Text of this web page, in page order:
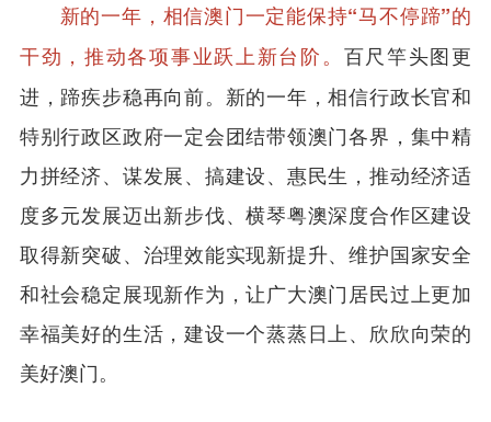
新的一年，相信澳门一定能保持“马不停蹄”的
干劲，推动各项事业跃上新台阶。 百尺竿头图更
进，蹄疾步稳再向前。新的一年，相信行政长官和
特别行政区政府一定会团结带领澳门各界，集中精
力拼经济、谋发展、搞建设、惠民生，推动经济适
度多元发展迈出新步伐、横琴粤澳深度合作区建设
取得新突破、治理效能实现新提升、维护国家安全
和社会稳定展现新作为，让广大澳门居民过上更加
幸福美好的生活，建设一个蒸蒸日上、欣欣向荣的
美好澳门。